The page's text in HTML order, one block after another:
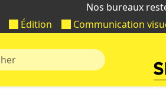
Nos bureaux
Édition Communication